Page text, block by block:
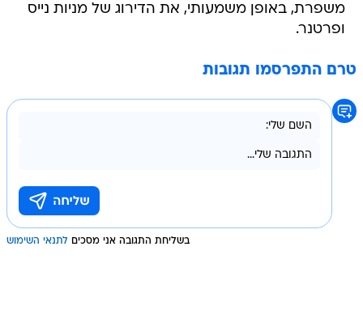
משפרת, באופן משמעותי, את הדירוג של מניות נייס
ופרטנר.
טרם התפרסמו תגובות
בשליחת התגובה אני מסכים לתנאי השימוש